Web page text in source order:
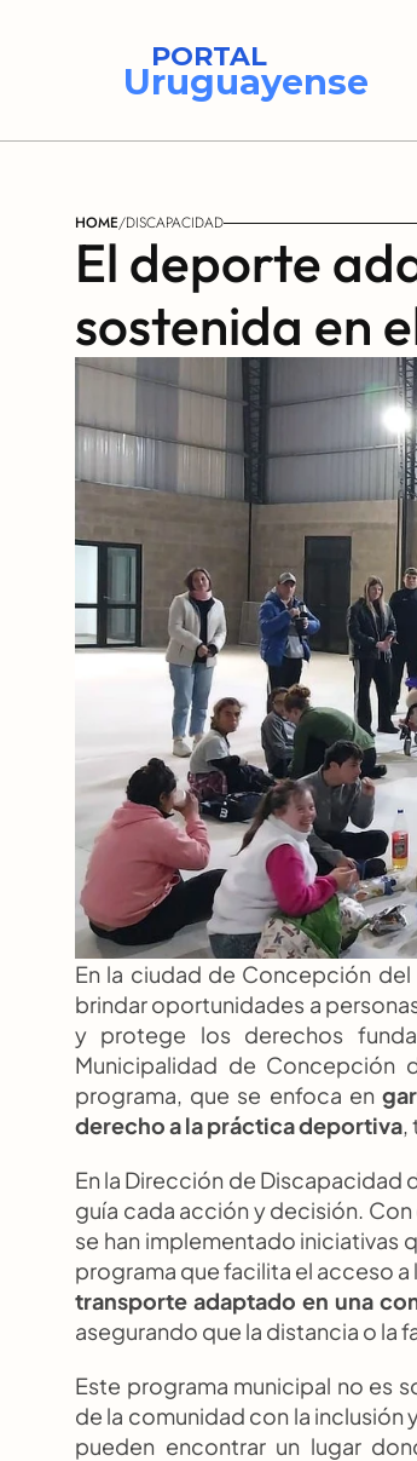
PORTAL
Uruguayense
HOME/DISCAPACIDAD
El deporte
sostenida en
En la ciudad de Concepción
brindar oportunidades a
y protege los derechos
Municipalidad de Concepción
programa, que se enfoca en
derecho a la práctica deportiva,
En la Dirección de Discapacidad
guía cada acción y decisión.
se han implementado iniciativas
programa que facilita el acceso
transporte adaptado en una
asegurando que la distancia o la
Este programa municipal no es
de la comunidad con la
pueden encontrar un lugar